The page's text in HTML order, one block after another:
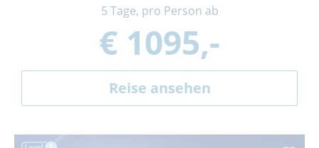
5 Tage, pro Person ab
€ 1095,-
Reise ansehen